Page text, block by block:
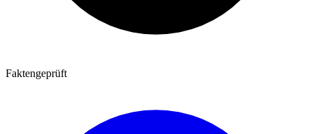
Faktengeprüft